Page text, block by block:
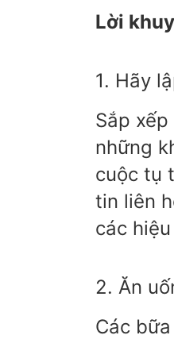
Lời
1. Hãy
Sắp
những
cuộc tụ
tin liên
các
2. Ăn
Các